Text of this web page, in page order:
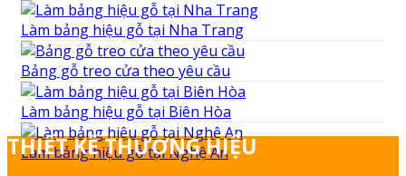
Làm bảng hiệu gỗ tại Nha Trang
Bảng gỗ treo cửa theo yêu cầu
Làm bảng hiệu gỗ tại Biên Hòa
Làm bảng hiệu gỗ tại Nghệ An
THIẾT KẾ THƯƠNG HIỆU